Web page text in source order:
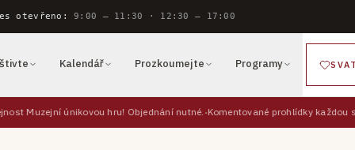
otevřeno: 9:00 — 11:30 · 12:30 — 17:00
Kalendář Prozkoumejte Programy
Muzejní únikovou hru! Objednání nutné. Komentované prohlídky každou